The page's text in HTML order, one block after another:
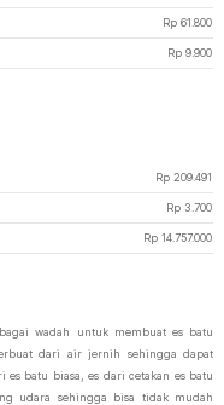
Rp 61.800
Rp 9.900
Rp 209.491
Rp 3.700
Rp 14.757.000
wadah untuk membuat es batu
dari air jernih sehingga dapat
batu biasa, es dari cetakan es batu
udara sehingga bisa tidak mudah